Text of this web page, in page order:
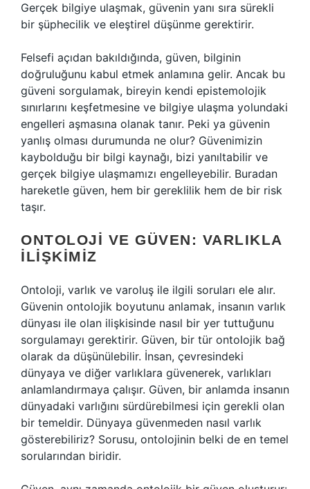
Gerçek bilgiye ulaşmak, güvenin yanı sıra sürekli
bir şüphecilik ve eleştirel düşünme gerektirir.
Felsefi açıdan bakıldığında, güven, bilginin
doğruluğunu kabul etmek anlamına gelir. Ancak bu
güveni sorgulamak, bireyin kendi epistemolojik
sınırlarını keşfetmesine ve bilgiye ulaşma yolundaki
engelleri aşmasına olanak tanır. Peki ya güvenin
yanlış olması durumunda ne olur? Güvenimizin
kaybolduğu bir bilgi kaynağı, bizi yanıltabilir ve
gerçek bilgiye ulaşmamızı engelleyebilir. Buradan
hareketle güven, hem bir gereklilik hem de bir risk
taşır.
ONTOLOJI VE GÜVEN: VARLIKLA
İLIŞKIMIZ
Ontoloji, varlık ve varoluş ile ilgili soruları ele alır.
Güvenin ontolojik boyutunu anlamak, insanın varlık
dünyası ile olan ilişkisinde nasıl bir yer tuttuğunu
sorgulamayı gerektirir. Güven, bir tür ontolojik bağ
olarak da düşünülebilir. İnsan, çevresindeki
dünyaya ve diğer varlıklara güvenerek, varlıkları
anlamlandırmaya çalışır. Güven, bir anlamda insanın
dünyadaki varlığını sürdürebilmesi için gerekli olan
bir temeldir. Dünyaya güvenmeden nasıl varlık
gösterebiliriz? Sorusu, ontolojinin belki de en temel
sorularından biridir.